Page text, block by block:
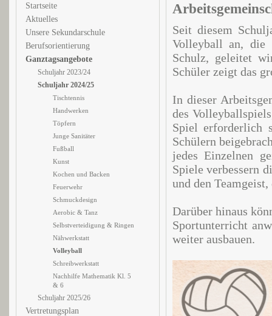
Startseite
Aktuelles
Unsere Sekundarschule
Berufsorientierung
Ganztagsangebote
Schuljahr 2023/24
Schuljahr 2024/25
Tischtennis
Handwerken
Töpfern
Junge Sanitäter
Fußball
Kunst
Kochen und Backen
Feuerwehr
Schmuckdesign
Aerobic & Tanz
Selbstverteidigung & Ringen
Nähwerkstatt
Volleyball
Schreibwerkstatt
Nachhilfe Mathematik Kl. 5
& 6
Schuljahr 2025/26
Vertretungsplan
Seit diesem
Volleyball an, die
Schulz, geleitet
Schüler zeigt das
In dieser
des
Spiel erforderlich
Schülern
jedes Einzelnen
Spiele verbessern
und den
Darüber hinaus
Sportunterricht
weiter ausbauen.